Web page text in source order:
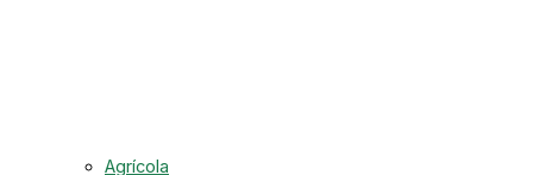
Agrícola